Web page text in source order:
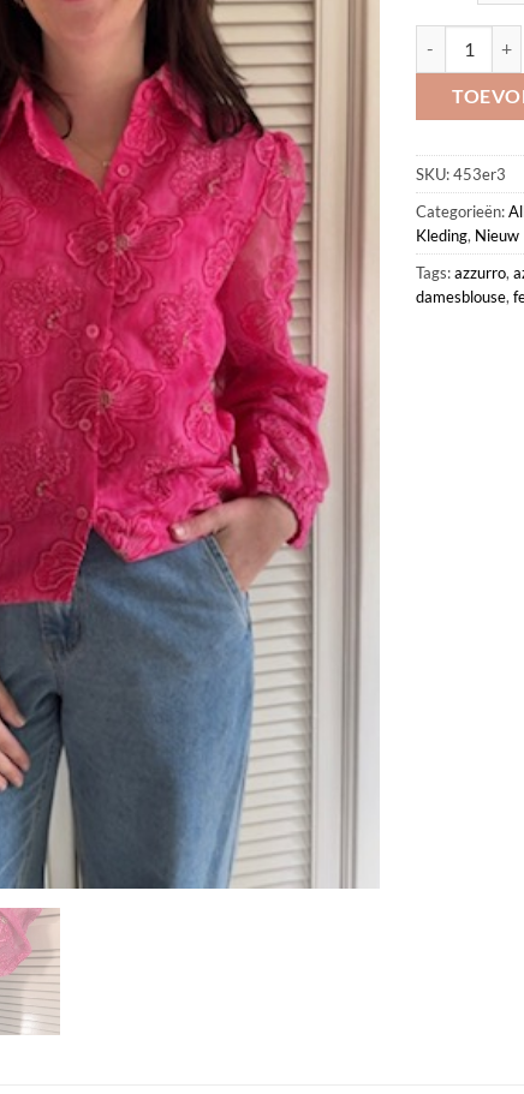
SKU:453er3
Categorieën:
Kleding, Nieuw
Tags:azzurro,
damesblouse,